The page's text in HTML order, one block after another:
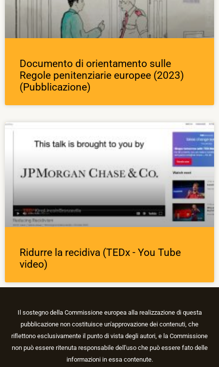
Documento di orientamento sulle
Regole penitenziarie europee (2023)
(Pubblicazione)
Ridurre la recidiva (TEDx - You Tube
video)
Il sostegno della Commissione europea alla realizzazione di questa
pubblicazione non costituisce un'approvazione dei contenuti, che
riﬂettono esclusivamente il punto di vista degli autori, e la Commissione
non può essere ritenuta responsabile dell'uso che può essere fato delle
informazioni in essa contenute.